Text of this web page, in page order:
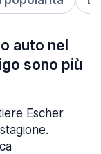
auto nel
sono più
Escher